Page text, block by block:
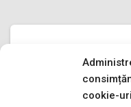
cookie-uri
service
service frigidere indesit